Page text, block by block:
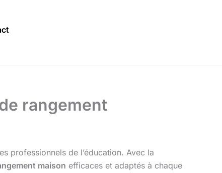
rangement
professionnels de l’éducation. Avec la
maison efficaces et adaptés à chaque